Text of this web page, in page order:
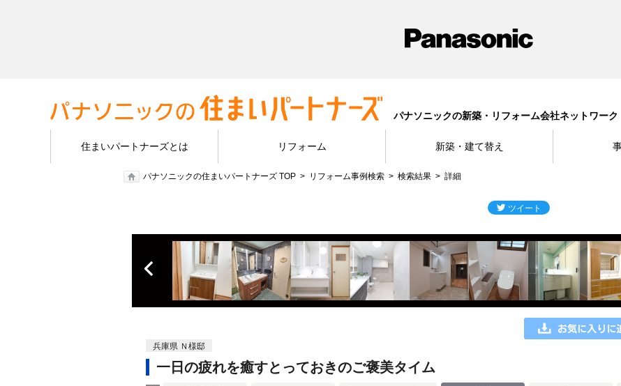
パナソニックの新築・リフォーム会社ネットワーク
住まいパートナーズとは リフォーム 新築・建て替え
パナソニックの住まいパートナーズ TOP リフォーム事例検索 検索結果 詳細
兵庫県 Ｎ様邸
一日の疲れを癒すとっておきのご褒美タイム